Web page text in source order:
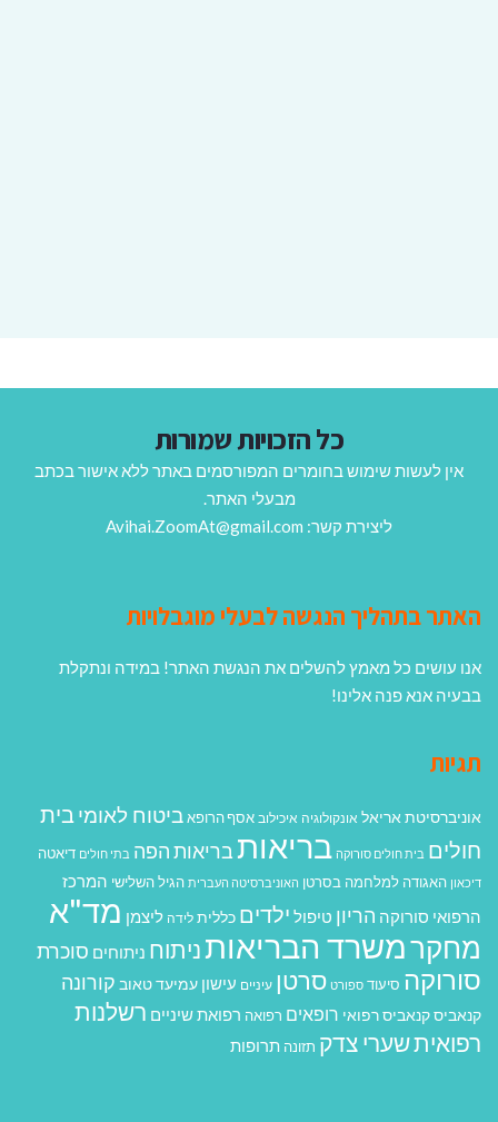
כל הזכויות שמורות
אין לעשות שימוש בחומרים המפורסמים באתר ללא אישור בכתב
מבעלי האתר.
ליצירת קשר: Avihai.ZoomAt@gmail.com
האתר בתהליך הנגשה לבעלי מוגבלויות
אנו עושים כל מאמץ להשלים את הנגשת האתר! במידה ונתקלת
בבעיה אנא פנה אלינו!
תגיות
אוניברסיטת אריאל אונקולוגיה איכילוב אסף הרופא ביטוח לאומי בית
חולים בית חולים סורוקה בריאות בריאות הפה בתי חולים דיאטה
דיכאון האגודה למלחמה בסרטן האוניברסיטה העברית הגיל השלישי המרכז
הרפואי סורוקה הריון טיפול ילדים כללית לידה ליצמן מד"א
מחקרמשרד הבריאות ניתוח ניתוחים סוכרת
סורוקה סיעוד ספורט סרטן עיניים עישון עמיעד טאוב קורונה
קנאביסקנאביס רפואי רופאים רפואה רפואת שיניים רשלנות
רפואיתשערי צדק תזונה תרופות